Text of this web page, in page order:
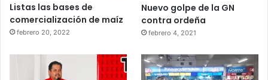
Listas las bases de
comercialización de maíz
febrero 20, 2022
Nuevo golpe de la GN
contra ordeña
febrero 4, 2021